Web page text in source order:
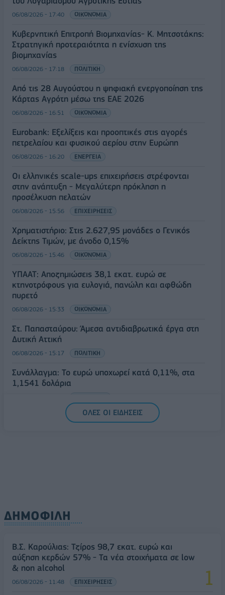
06/08/2026 - 17:40 ΟΙΚΟΝΟΜΙΑ
Κυβερνητική Επιτροπή Βιομηχανίας- Κ. Μητσοτάκης:
Στρατηγική προτεραιότητα η ενίσχυση της
βιομηχανίας
06/08/2026 - 17:18 ΠΟΛΙΤΙΚΗ
Από τις 28 Αυγούστου η ψηφιακή ενεργοποίηση της
Κάρτας Αγρότη μέσω της ΕΑΕ 2026
06/08/2026 - 16:51 ΟΙΚΟΝΟΜΙΑ
Eurobank: Εξελίξεις και προοπτικές στις αγορές
πετρελαίου και φυσικού αερίου στην Ευρώπη
06/08/2026 - 16:20 ΕΝΕΡΓΕΙΑ
Οι ελληνικές scale-ups επιχειρήσεις στρέφονται
στην ανάπτυξη - Μεγαλύτερη πρόκληση η
προσέλκυση πελατών
06/08/2026 - 15:56 ΕΠΙΧΕΙΡΗΣΕΙΣ
Χρηματιστήριο: Στις 2.627,95 μονάδες ο Γενικός
Δείκτης Τιμών, με άνοδο 0,15%
06/08/2026 - 15:46 ΟΙΚΟΝΟΜΙΑ
ΥΠΑΑΤ: Αποζημιώσεις 38,1 εκατ. ευρώ σε
κτηνοτρόφους για ευλογιά, πανώλη και αφθώδη
πυρετό
06/08/2026 - 15:33 ΟΙΚΟΝΟΜΙΑ
Στ. Παπασταύρου: Άμεσα αντιδιαβρωτικά έργα στη
Δυτική Αττική
06/08/2026 - 15:17 ΠΟΛΙΤΙΚΗ
Συνάλλαγμα: Το ευρώ υποχωρεί κατά 0,11%, στα
1,1541 δολάρια
ΟΛΕΣ ΟΙ ΕΙΔΗΣΕΙΣ
ΔΗΜΟΦΙΛΗ
Β.Σ. Καρούλιας: Τζίρος 98,7 εκατ. ευρώ και
αύξηση κερδών 57% - Τα νέα στοιχήματα σε low
& non alcohol
06/08/2026 - 11:48 ΕΠΙΧΕΙΡΗΣΕΙΣ